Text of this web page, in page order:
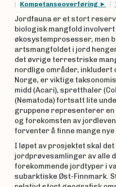
Kompetanseoverføring
Jordfauna er et stort
biologisk mangfold
økosystemprosesser, men
artsmangfoldet i jord
det øvrige terrestriske
nordlige områder, inkludert
Norge, er viktige
midd (Acari), spretthaler
(Nematoda) fortsatt lite
gruppene representerer en
og forekomsten av
forventer å finne mange
I løpet av prosjektet skal
jordprøvesamlinger av alle
forekommende jordtyper i
subarktiske Øst-Finnmark.